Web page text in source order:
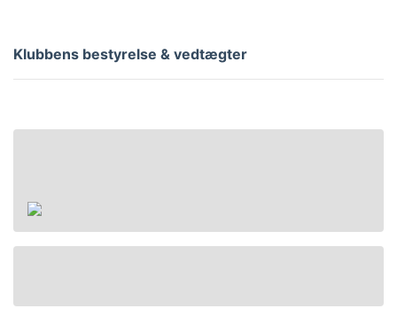
Klubbens bestyrelse & vedtægter